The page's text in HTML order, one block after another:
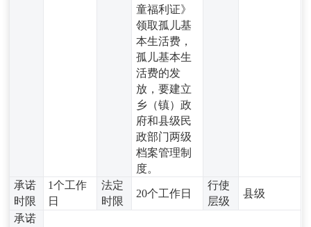
童福利证》
领取孤儿基
本生活费，
孤儿基本生
活费的发
放，要建立
乡（镇）政
府和县级民
政部门两级
档案管理制
度。
承诺
时限
1个工作
日
法定
时限
20个工作日
行使
层级
县级
承诺